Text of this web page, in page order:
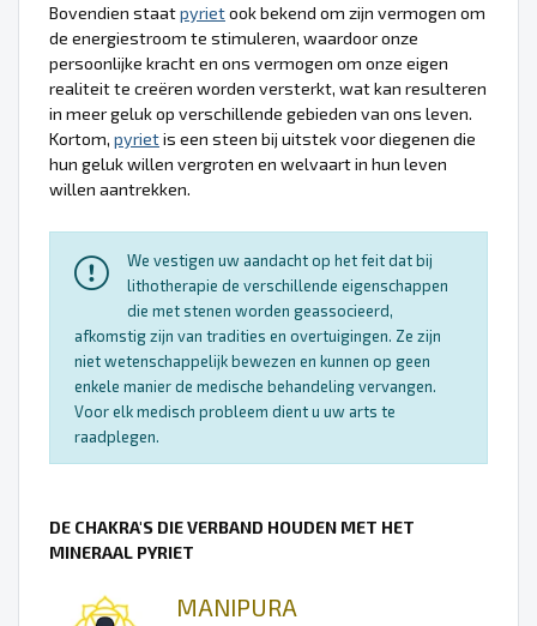
Bovendien staatpyrietook bekend om zijn vermogen om
de energiestroom te stimuleren, waardoor onze
persoonlijke kracht en ons vermogen om onze eigen
realiteit te creëren worden versterkt, wat kan resulteren
in meer geluk op verschillende gebieden van ons leven.
Kortom, pyrietis een steen bij uitstek voor diegenen die
hun geluk willen vergroten en welvaart in hun leven
willen aantrekken.
We vestigen uw aandacht op het feit dat bij
lithotherapie de verschillende eigenschappen
die met stenen worden geassocieerd,
afkomstig zijn van tradities en overtuigingen. Ze zijn
niet wetenschappelijk bewezen en kunnen op geen
enkele manier de medische behandeling vervangen.
Voor elk medisch probleem dient u uw arts te
raadplegen.
DE CHAKRA'S DIE VERBAND HOUDEN MET HET
MINERAAL PYRIET
MANIPURA